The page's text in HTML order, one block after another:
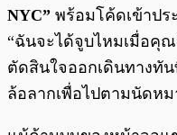
NYC” พร้อมโค้ดเข้าปร
“ฉันจะได้จูบไหมเมื่อคุณ
ตัดสินใจออกเดินทางทั
ล้อลากเพื่อไปตามนัดหม